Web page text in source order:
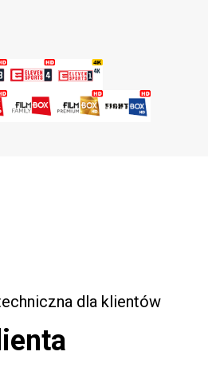
dla klientów